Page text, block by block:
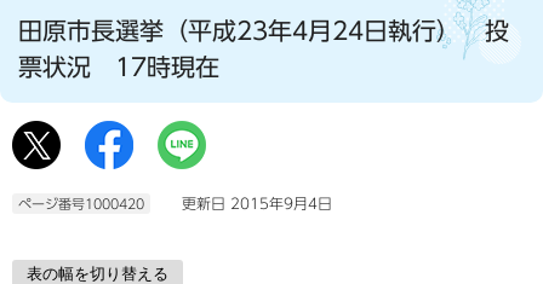
田原市長選挙（平成23年4月24日執行） 投
票状況 17時現在
ページ番号1000420 更新日 2015年9月4日
表の幅を切り替える